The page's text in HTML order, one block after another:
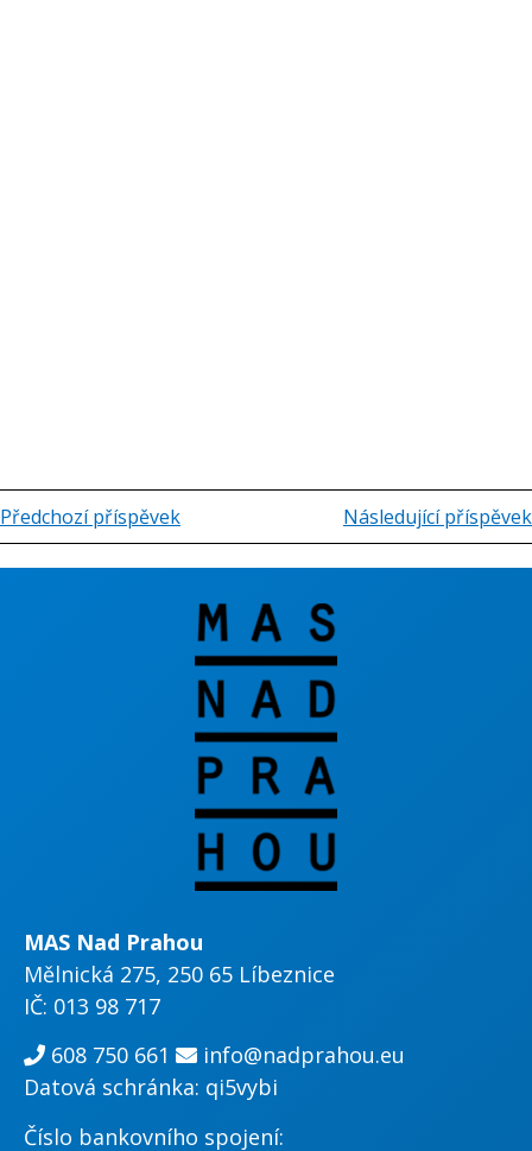
Předchozí příspěvek Následující příspěvek
MAS Nad Prahou
Mělnická 275, 250 65 Líbeznice
IČ: 013 98 717
608 750 661
info@nadprahou.eu
Datová schránka: qi5vybi
Číslo bankovního spojení: